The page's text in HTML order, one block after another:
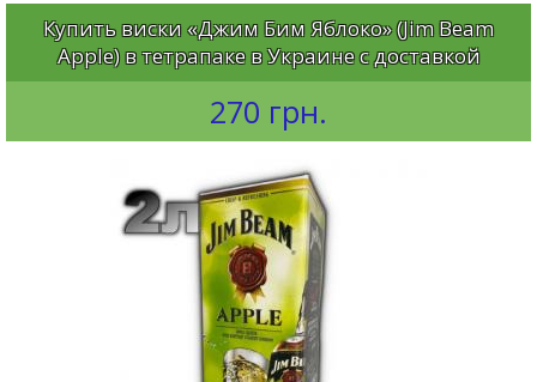
Купить виски «Джим Бим Яблоко» (Jim Beam
Apple) в тетрапаке в Украине с доставкой
270 грн.